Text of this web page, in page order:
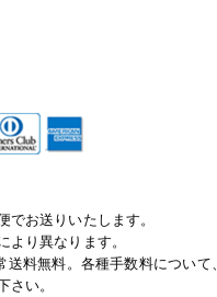
お送りいたします。
り異なります。
料無料。各種手数料について、
さい。